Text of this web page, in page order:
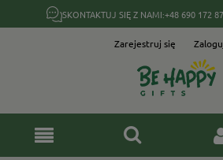
SKONTAKTUJ SIĘ Z NAMI:+48 690 172
Zarejestruj się